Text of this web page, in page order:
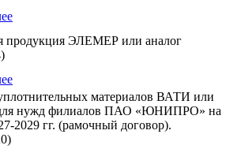
продукция ЭЛЕМЕР или аналог
материалов ВАТИ или
для нужд филиалов ПАО «ЮНИПРО» на
2029 гг. (рамочный договор).